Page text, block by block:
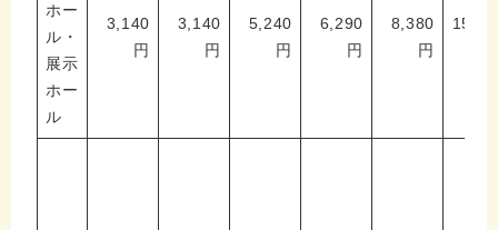
ホー
ル・
展示
ホー
ル
3,140
円
3,140
円
5,240
円
6,290
円
8,380
円